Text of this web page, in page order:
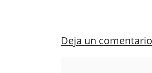
Deja un comentario